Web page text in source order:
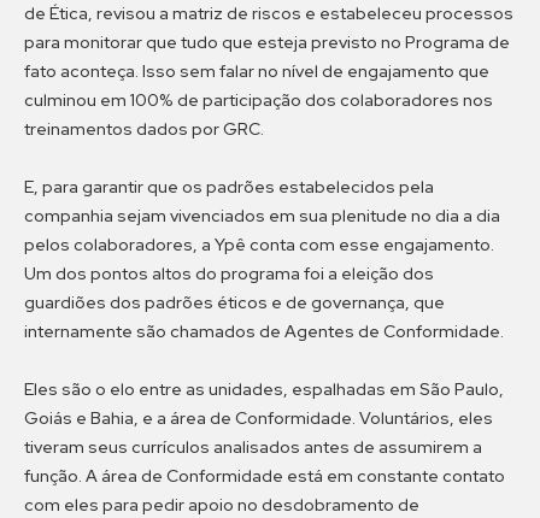
de Ética, revisou a matriz de riscos e estabeleceu processos
para monitorar que tudo que esteja previsto no Programa de
fato aconteça. Isso sem falar no nível de engajamento que
culminou em 100% de participação dos colaboradores nos
treinamentos dados por GRC.
E, para garantir que os padrões estabelecidos pela
companhia sejam vivenciados em sua plenitude no dia a dia
pelos colaboradores, a Ypê conta com esse engajamento.
Um dos pontos altos do programa foi a eleição dos
guardiões dos padrões éticos e de governança, que
internamente são chamados de Agentes de Conformidade.
Eles são o elo entre as unidades, espalhadas em São Paulo,
Goiás e Bahia, e a área de Conformidade. Voluntários, eles
tiveram seus currículos analisados antes de assumirem a
função. A área de Conformidade está em constante contato
com eles para pedir apoio no desdobramento de